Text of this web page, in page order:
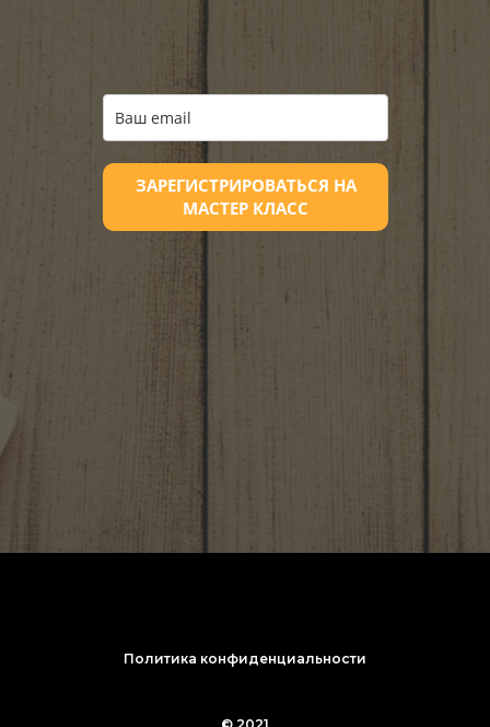
ЗАРЕГИСТРИРОВАТЬСЯ НА
МАСТЕР КЛАСС
Политика конфиденциальности